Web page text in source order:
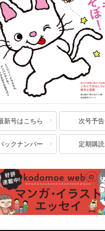
新号はこちら 次号予告
ックナンバー 定期購読